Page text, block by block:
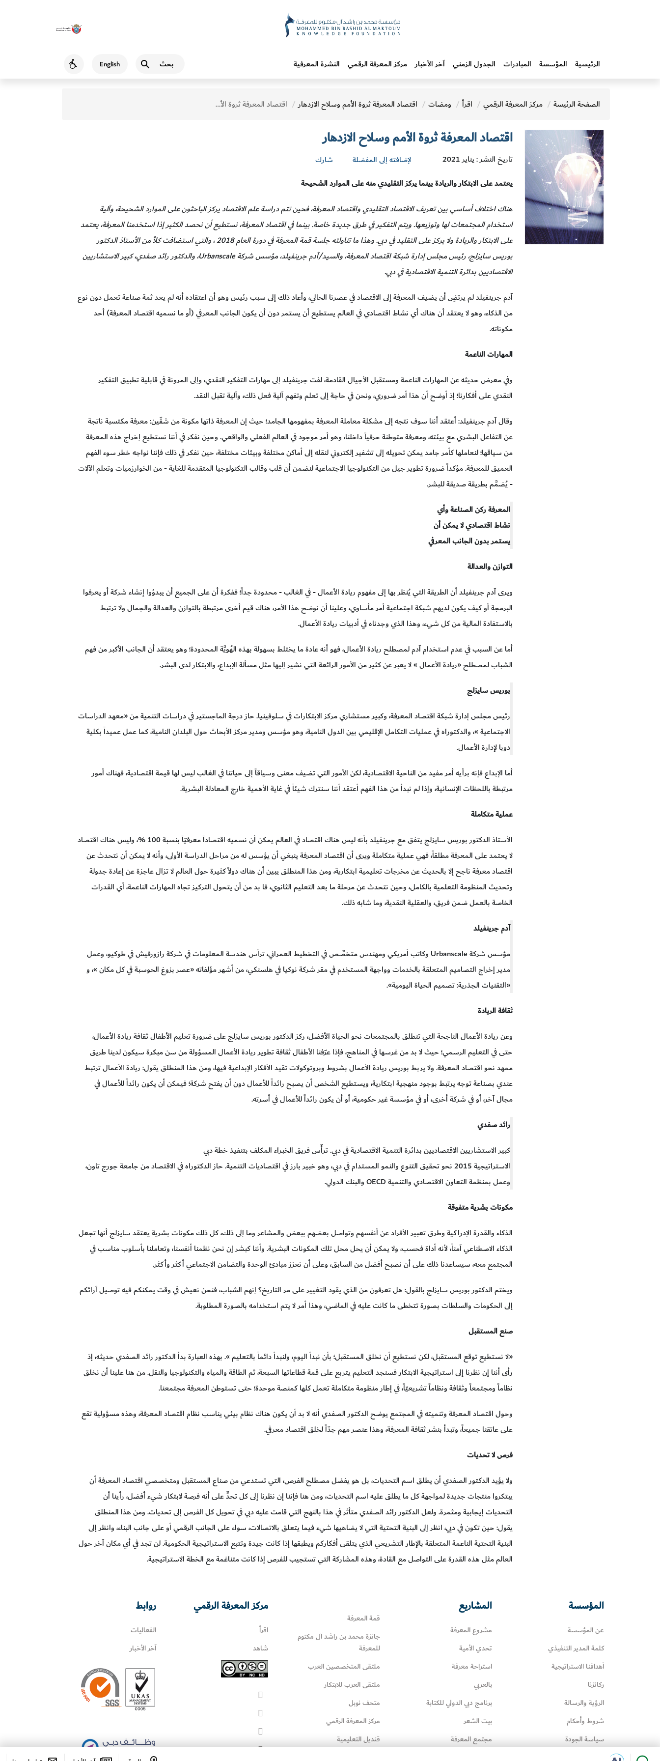
English
Accessibility الرئيسية المؤسسة المبادرات‎ الجدول الزمني آخر الأخبار مركز المعرفة الرقمي النشرة المعرفية
الصفحة الرئيسة مركز المعرفة الرقمي اقرأ ومضات اقتصاد المعرفة ثروة الأمم وسلاح الازدهار اقتصاد المعرفة ثروة الأمم وسلاح الازدهار
اقتصاد المعرفة ثروة الأمم وسلاح الازدهار
تاريخ النشر : يناير 2021 لإضافته إلى المفضلة
شارك
يعتمد على الابتكار والريادة بينما يركز التقليدي منه على الموارد الشحيحة
هناك اختلاف أساسي بين تعريف الاقتصاد التقليدي واقتصاد المعرفة، فحين تتم دراسة علم الاقتصاد يركز الباحثون على الموارد الشحيحة، وآلية
استخدام المجتمعات لها وتوزيعها. ويتم التفكير في طرق جديدة خاصة. بينما في اقتصاد المعرفة، نستطيع أن نحصد الكثير إذا استخدمنا المعرفة، يعتمد
على الابتكار والريادة ولا يركز على التقليد في دبي. وهذا ما تناولته جلسة قمة المعرفة في دورة العام 2018 ، والتي استضافت كلاً من الأستاذ الدكتور
بوريس سايزلج، رئيس مجلس إدارة شبكة اقتصاد المعرفة، والسيد/آدم جرينفيلد، مؤسس شركة Urbanscale، والدكتور رائد صفدي، كبير الاستشاريين
الاقتصاديين بدائرة التنمية الاقتصادية في دبي.
آدم جرينفيلد لم يرتضِ أن يضيف المعرفة إلى الاقتصاد في عصرنا الحالي، وأعاد ذلك إلى سبب رئيس وهو أن اعتقاده أنه لم يعد ثمة صناعة تعمل دون نوع
من الذكاء، وهو لا يعتقد أن هناك أي نشاط اقتصادي في العالم يستطيع أن يستمر دون أن يكون الجانب المعرفي (أو ما نسميه اقتصاد المعرفة) أحد
مكوناته.
المهارات الناعمة
وفي معرض حديثه عن المهارات الناعمة ومستقبل الأجيال القادمة، لفت جرينفيلد إلى مهارات التفكير النقدي، وإلى المرونة في قابلية تطبيق التفكير
النقدي على أفكارنا؛ إذ أوضح أن هذا أمر ضروري، ونحن في حاجة إلى تعلم وتفهم آلية فعل ذلك، وآلية تقبل النقد.
وقال آدم جرينفيلد: أعتقد أننا سوف نتجه إلى مشكلة معاملة المعرفة بمفهومها الجامد؛ حيث إن المعرفة ذاتها مكونة من شقّين: معرفة مكتسبة ناتجة
عن التفاعل البشري مع بيئته، ومعرفة متوطنة حرفياً داخلنا، وهو أمر موجود في العالم الفعلي والواقعي. وحين نفكر في أننا نستطيع إخراج هذه المعرفة
من سياقها؛ لنعاملها كأمر جامد يمكن تحويله إلى تشفير إلكتروني لنقله إلى أماكن مختلفة وبيئات مختلفة، حين نفكر في ذلك فإننا نواجه خطر سوء الفهم
العميق للمعرفة. مؤكداً ضرورة تطوير جيل من التكنولوجيا الاجتماعية لنضمن أن قلب وقالب التكنولوجيا المتقدمة للغاية - من الخوارزميات وتعلم الآلات
- يُصَمَّم بطريقة صديقة للبشر.
المعرفة ركن الصناعة وأي
نشاط اقتصادي لا يمكن أن
يستمر بدون الجانب المعرفي
التوازن والعدالة
ويرى آدم جرينفيلد أن الطريقة التي يُنظر بها إلى مفهوم ريادة الأعمال - في الغالب - محدودة جداً؛ ففكرة أن على الجميع أن يبدؤوا إنشاء شركة أو يعرفوا
البرمجة أو كيف يكون لديهم شبكة اجتماعية أمر مأساوي، وعلينا أن نوضح هذا الأمر، هناك قيم أخرى مرتبطة بالتوازن والعدالة والجمال ولا ترتبط
بالاستفادة المالية من كل شيء، وهذا الذي وجدناه في أدبيات ريادة الأعمال.
أما عن السبب في عدم استخدام آدم لمصطلح ريادة الأعمال، فهو أنه عادة ما يختلط بسهولة بهذه الهُويَّة المحدودة؛ وهو يعتقد أن الجانب الأكبر من فهم
الشباب لمصطلح «ريادة الأعمال » لا يعبر عن كثير من الأمور الرائعة التي نشير إليها مثل مسألة الإبداع، والابتكار لدى البشر.
بوريس سايزلج
رئيس مجلس إدارة شبكة اقتصاد المعرفة، وكبير مستشاري مركز الابتكارات في سلوفينيا. حاز درجة الماجستير في دراسات التنمية من «معهد الدراسات
الاجتماعية »، والدكتوراه في عمليات التكامل الإقليمي بين الدول النامية، وهو مؤسس ومدير مركز الأبحاث حول البلدان النامية، كما عمل عميداً بكلية
دوبا لإدارة الأعمال.
أما الإبداع فإنه برأيه أمر مفيد من الناحية الاقتصادية، لكن الأمور التي تضيف معنى وسياقاً إلى حياتنا في الغالب ليس لها قيمة اقتصادية، فهناك أمور
مرتبطة باللحظات الإنسانية، وإذا لم نبدأ من هذا الفهم أعتقد أننا سنترك شيئاً في غاية الأهمية خارج المعادلة البشرية.
عملية متكاملة
الأستاذ الدكتور بوريس سايزلج يتفق مع جرينفيلد بأنه ليس هناك اقتصاد في العالم يمكن أن نسميه اقتصاداً معرفيّاً بنسبة 100 %، وليس هناك اقتصاد
لا يعتمد على المعرفة مطلقاً، فهي عملية متكاملة ويرى أن اقتصاد المعرفة ينبغي أن يؤسس له من مراحل الدراسة الأولى، وأنه لا يمكن أن نتحدث عن
اقتصاد معرفة ناجح إلا بالحديث عن مخرجات تعليمية ابتكارية، ومن هذا المنطلق يبين أن هناك دولاً كثيرة حول العالم لا تزال عاجزة عن إعادة جدولة
وتحديث المنظومة التعلمية بالكامل، وحين نتحدث عن مرحلة ما بعد التعليم الثانوي، فا بد من أن يتحول التركيز تجاه المهارات الناعمة، أي القدرات
الخاصة بالعمل ضمن فريق، والعقلية النقدية، وما شابه ذلك.
آدم جرينفيلد
مؤسس شركة Urbanscale وكاتب أمريكي ومهندس متخصِّص في التخطيط العمراني، ترأس هندسة المعلومات في شركة رازورفيش في طوكيو، وعمل
مدير إخراج التصاميم المتعلقة بالخدمات وواجهة المستخدم في مقر شركة نوكيا في هلسنكي، من أشهر مؤلفاته «عصر بزوغ الحوسبة في كل مكان »، و
«التقنيات الجذرية: تصميم الحياة اليومية».
ثقافة الريادة
وعن ريادة الأعمال الناجحة التي تنطلق بالمجتمعات نحو الحياة الأفضل، ركز الدكتور بوريس سايزلج على ضرورة تعليم الأطفال ثقافة ريادة الأعمال،
حتى في التعليم الرسمي؛ حيث لا بد من غرسها في المناهج، فإذا عرّفنا الأطفال ثقافة تطوير ريادة الأعمال المسؤولة من سن مبكرة سيكون لدينا طريق
ممهد نحو اقتصاد المعرفة. ولا يربط بوريس ريادة الأعمال بشروط وبروتوكولات تقيد الأفكار الإبداعية فيها، ومن هذا المنطلق يقول: ريادة الأعمال ترتبط
عندي بصناعة توجه يرتبط بوجود منهجية ابتكارية، ويستطيع الشخص أن يصبح رائداً للأعمال دون أن يفتح شركة؛ فيمكن أن يكون رائداً للأعمال في
مجال آخر، أو في شركة أخرى، أو في مؤسسة غير حكومية، أو أن يكون رائداً للأعمال في أسرته.
رائد صفدي
كبير الاستشاريين الاقتصاديين بدائرة التنمية الاقتصادية في دبي. ترأّس فريق الخبراء المكلف بتنفيذ خطة دبي
الاستراتيجية 2015 نحو تحقيق التنوع والنمو المستدام في دبي، وهو خبير بارز في اقتصاديات التنمية. حاز الدكتوراه في الاقتصاد من جامعة جورج تاون،
وعمل بمنظمة التعاون الاقتصادي والتنمية OECD والبنك الدولي.
مكونات بشرية متفوقة
الذكاء والقدرة الإدراكية وطرق تعبير الأفراد عن أنفسهم وتواصل بعضهم ببعض والمشاعر وما إلى ذلك، كل ذلك مكونات بشرية يعتقد سايزلج أنها تجعل
الذكاء الاصطناعي آمناً، لأنه أداة فحسب، ولا يمكن أن يحل محل تلك المكونات البشرية. وأننا كبشر إن نحن نظمنا أنفسنا، وتعاملنا بأسلوب مناسب في
المجتمع معه، سيساعدنا ذلك على أن نصبح أفضل من السابق، وعلى أن نعزز مبادئ الوحدة والتضامن الاجتماعي أكثر وأكثر.
ويختم الدكتور بوريس سايزلج بالقول: هل تعرفون من الذي يقود التغيير على مر التاريخ؟ إنهم الشباب، فنحن نعيش في وقت يمكنكم فيه توصيل آرائكم
إلى الحكومات والسلطات بصورة تتخطى ما كانت عليه في الماضي، وهذا أمر لا يتم استخدامه بالصورة المطلوبة.
صنع المستقبل
«لا نستطيع توقع المستقبل، لكن نستطيع أن نخلق المستقبل؛ بأن نبدأ اليوم، ولنبدأ دائماً بالتعليم ». بهذه العبارة بدأ الدكتور رائد الصفدي حديثه، إذ
رأى أننا إن نظرنا إلى استراتيجية الابتكار فسنجد التعليم يتربع على قمة قطاعاتها السبعة، ثم الطاقة والمياه والتكنولوجيا والنقل. من هنا علينا أن نخلق
نظاماً ومجتمعاً وثقافة ونظاماً تشريعيّاً، في إطار منظومة متكاملة تعمل كلها كمنصة موحدة؛ حتى تستوطن المعرفة مجتمعنا.
وحول اقتصاد المعرفة وتنميته في المجتمع يوضح الدكتور الصفدي أنه لا بد أن يكون هناك نظام بيئي يناسب نظام اقتصاد المعرفة، وهذه مسؤولية تقع
على عاتقنا جميعاً، وتبدأ بنشر ثقافة المعرفة، وهذا عنصر مهم جدّاً لخلق اقتصاد معرفي.
فرص لا تحديات
ولا يؤيد الدكتور الصفدي أن يطلق اسم التحديات، بل هو يفضل مصطلح الفرص، التي تستدعي من صناع المستقبل ومتخصصي اقتصاد المعرفة أن
يبتكروا منتجات جديدة لمواجهة كل ما يطلق عليه اسم التحديات، ومن هنا فإننا إن نظرنا إلى كل تحدٍّ على أنه فرصة لابتكار شيء أفضل، رأينا أن
التحديات إيجابية ومثمرة. ولعل الدكتور رائد الصفدي متأثر في هذا بالنهج التي قامت عليه دبي في تحويل كل الفرص إلى تحديات. ومن هذا المنطلق
يقول: حين تكون في دبي، انظر إلى البنية التحتية التي لا يضاهيها شيء فيما يتعلق بالاتصالات، سواء على الجانب الرقمي أو على جانب البناء، وانظر إلى
البنية التحتية الناعمة المتعلقة بالإطار التشريعي الذي يتلقى أفكاركم ويطبقها إذا كانت جيدة وتتبع الاستراتيجية الحكومية. لن تجد في أي مكان آخر حول
العالم مثل هذه القدرة على التواصل مع القادة، وهذه المشاركة التي تستجيب للفرص إذا كانت متناغمة مع الخطة الاستراتيجية.
المؤسسة
عن المؤسسة
كلمة المدير التنفيذي
أهدافنا الاستراتيجية
ركائزنا
الرؤية والرسالة
شروط وأحكام
سياسة الجودة
المشاريع
مشروع المعرفة
تحدي الأمية
استراحة معرفة
بالعربي
برنامج دبي الدولي للكتابة
بيت الشعر
مجتمع المعرفة
قمة المعرفة
جائزة محمد بن راشد آل مكتوم
للمعرفة
ملتقى المتخصصين العرب
ملتقى العرب للابتكار
متحف نوبل
مركز المعرفة الرقمي
قنديل التعليمية
مركز المعرفة الرقمي
اقرأ
شاهد
روابط
الفعاليات
آخر الأخبار